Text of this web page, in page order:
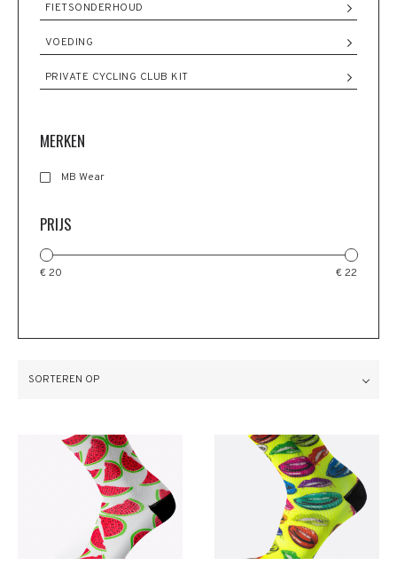
FIETSONDERHOUD
VOEDING
PRIVATE CYCLING CLUB KIT
MERKEN
MB Wear
PRIJS
€ 20 € 22
SORTEREN OP